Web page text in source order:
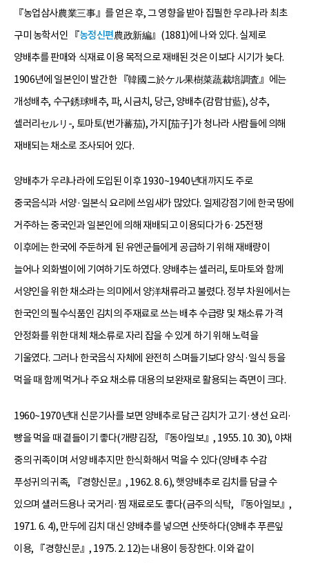
『농업삼사農業三事』를 얻은 후, 그 영향을 받아 집필한 우리나라 최초
구미 농학서인 『농정신편農政新編』(1881)에 나와 있다. 실제로
양배추를 판매와 식재료 이용 목적으로 재배된 것은 이보다 시기가 늦다.
1906년에 일본인이 발간한 『韓國ニ於ケル果樹菜蔬裁培調査』에는
개성배추, 수구銹球배추, 파, 시금치, 당근, 양배추(감람甘藍), 상추,
셀러리セルリ-, 토마토(번가蕃茄), 가지[茄子]가 청나라 사람들에 의해
재배되는 채소로 조사되어 있다.
양배추가 우리나라에 도입된 이후 1930~1940년대까지도 주로
중국음식과 서양·일본식 요리에 쓰임새가 많았다. 일제강점기에 한국 땅에
거주하는 중국인과 일본인에 의해 재배되고 이용되다가 6·25전쟁
이후에는 한국에 주둔하게 된 유엔군들에게 공급하기 위해 재배량이
늘어나 외화벌이에 기여하기도 하였다. 양배추는 셀러리, 토마토와 함께
서양인을 위한 채소라는 의미에서 양洋채류라고 불렸다. 정부 차원에서는
한국인의 필수식품인 김치의 주재료로 쓰는 배추 수급량 및 채소류 가격
안정화를 위한 대체 채소류로 자리 잡을 수 있게 하기 위해 노력을
기울였다. 그러나 한국음식 자체에 완전히 스며들기보다 양식·일식 등을
먹을 때 함께 먹거나 주요 채소류 대용의 보완재로 활용되는 측면이 크다.
1960~1970년대 신문기사를 보면 양배추로 담근 김치가 고기·생선 요리·
빵을 먹을 때 곁들이기 좋다(개량김장, 『동아일보』, 1955. 10. 30), 야채
중의 귀족이며 서양 배추지만 한식화해서 먹을 수 있다(양배추 수감
푸성귀의 귀족, 『경향신문』, 1962. 8. 6), 햇양배추로 김치를 담글 수
있으며 샐러드용나 국거리·찜 재료로도 좋다(금주의 식탁, 『동아일보』,
1971. 6. 4), 만두에 김치 대신 양배추를 넣으면 산뜻하다(양배추 푸른잎
이용, 『경향신문』, 1975. 2. 12)는 내용이 등장한다. 이와 같이